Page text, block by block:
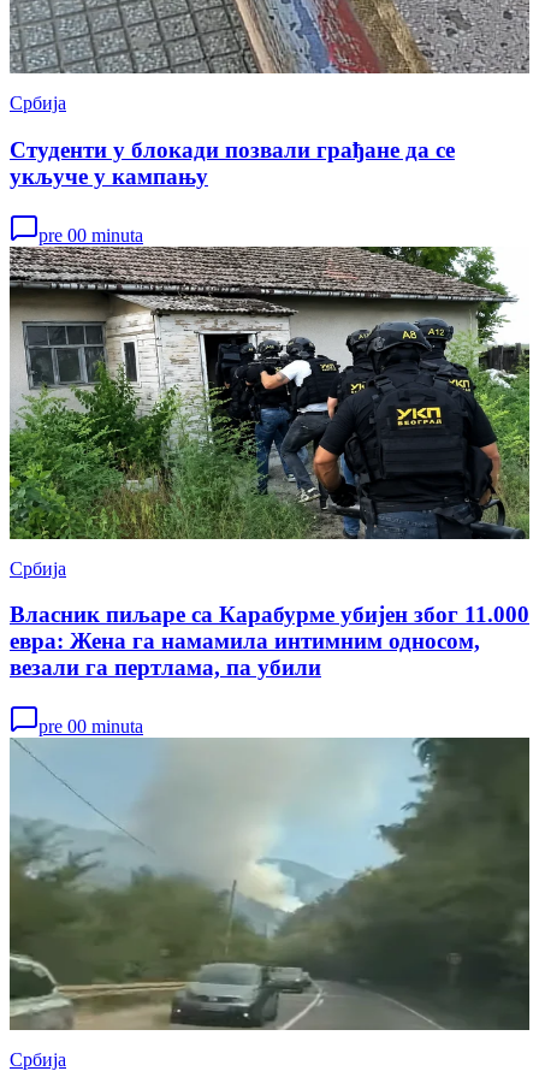
Србија
Студенти у блокади позвали грађане да се
укључе у кампању
pre 00 minuta
Србија
Власник пиљаре са Карабурме убијен због 11.000
евра: Жена га намамила интимним односом,
везали га пертлама, па убили
pre 00 minuta
Србија